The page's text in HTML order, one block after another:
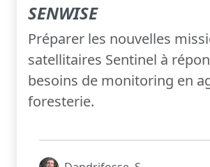
SENWISE
Préparer les nouvelles
satellitaires Sentinel à
besoins de monitoring en
foresterie.